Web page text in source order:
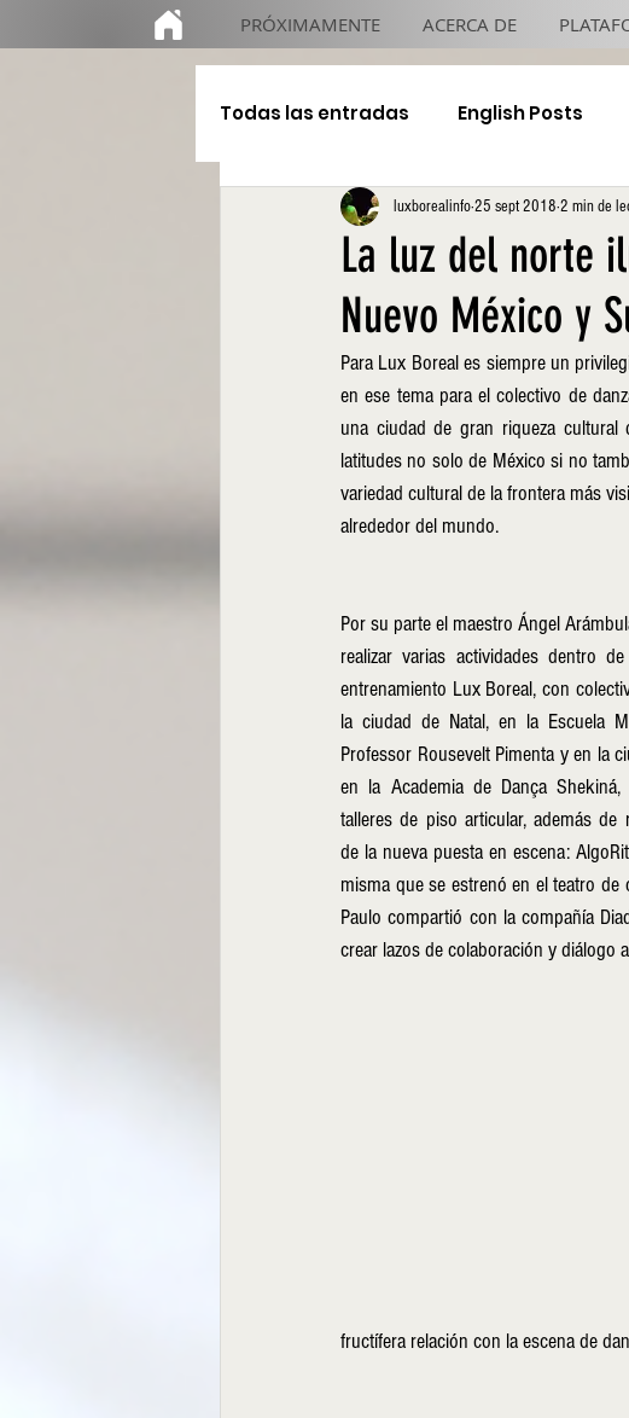
PRÓXIMAMENTE ACERCA DE
Todas las entradas English Posts
Educación De gira 4x4 TJ
La luz del norte
Nuevo México y
luxborealinfo25 sept 2018 2 min de
Para Lux Boreal es siempre un
en ese tema para el colectivo de
una ciudad de gran riqueza
latitudes no solo de México si no
variedad cultural de la frontera más
alrededor del mundo.
Por su parte el maestro Ángel
realizar varias actividades dentro
entrenamiento Lux Boreal, con
la ciudad de Natal, en la Escuela
Professor Rousevelt Pimenta y en la
en la Academia de Dança
talleres de piso articular, además de
de la nueva puesta en escena:
misma que se estrenó en el teatro de
Paulo compartió con la compañía
crear lazos de colaboración y diálogo
fructífera relación con la escena de